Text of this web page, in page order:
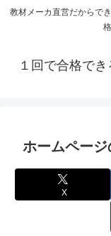
教材メーカ直営だからで
１回で合格で
ホームペー
X